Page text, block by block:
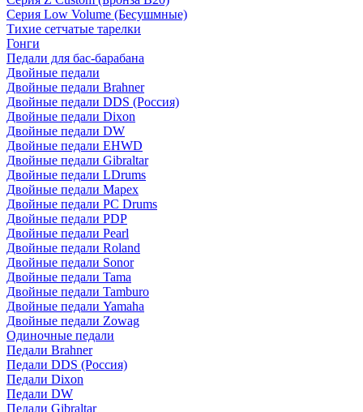
Серия Low Volume (Бесушмные)
Тихие сетчатые тарелки
Гонги
Педали для бас-барабана
Двойные педали
Двойные педали Brahner
Двойные педали DDS (Россия)
Двойные педали Dixon
Двойные педали DW
Двойные педали EHWD
Двойные педали Gibraltar
Двойные педали LDrums
Двойные педали Mapex
Двойные педали PC Drums
Двойные педали PDP
Двойные педали Pearl
Двойные педали Roland
Двойные педали Sonor
Двойные педали Tama
Двойные педали Tamburo
Двойные педали Yamaha
Двойные педали Zowag
Одиночные педали
Педали Brahner
Педали DDS (Россия)
Педали Dixon
Педали DW
Педали Gibraltar